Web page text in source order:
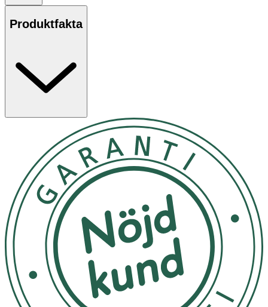
Produktfakta